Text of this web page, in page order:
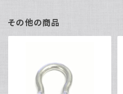
その他の商品